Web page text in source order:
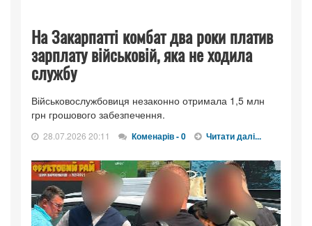
На Закарпатті комбат два роки платив
зарплату військовій, яка не ходила
службу
Військовослужбовиця незаконно отримала 1,5 млн
грн грошового забезпечення.
28.07.2026 20:11 Коменарів - 0 Читати далі...